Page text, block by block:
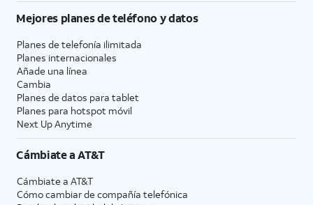
Mejores planes de teléfono y datos
Planes de telefonía ilimitada
Planes internacionales
Añade una línea
Cambia
Planes de datos para tablet
Planes para hotspot móvil
Next Up Anytime
Cámbiate aAT&T
Cámbiate a AT&T
Cómo cambiar de compañía telefónica